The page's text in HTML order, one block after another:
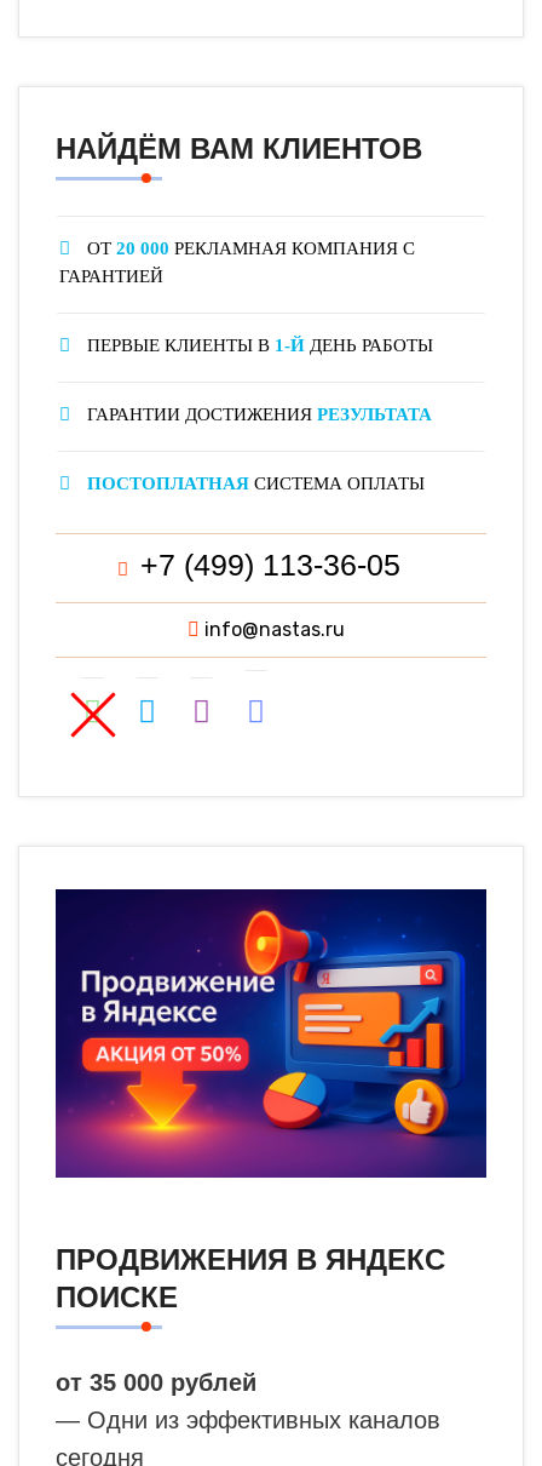
НАЙДЁМ ВАМ КЛИЕНТОВ
ОТ 20 000 РЕКЛАМНАЯ КОМПАНИЯ С
ГАРАНТИЕЙ
ПЕРВЫЕ КЛИЕНТЫ В 1-Й ДЕНЬ РАБОТЫ
ГАРАНТИИ ДОСТИЖЕНИЯ РЕЗУЛЬТАТА
ПОСТОПЛАТНАЯ СИСТЕМА ОПЛАТЫ
+7 (499) 113-36-05
info@nastas.ru
ПРОДВИЖЕНИЯ В ЯНДЕКС
ПОИСКЕ
от 35 000 рублей
— Одни из эффективных каналов
сегодня